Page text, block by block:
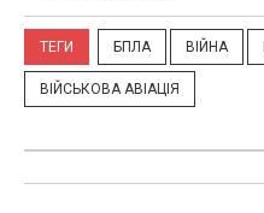
ТЕГИ БПЛА ВІЙНА
ВІЙСЬКОВА АВІАЦІЯ